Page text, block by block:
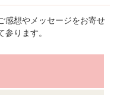
感想やメッセージをお寄せ
ります。